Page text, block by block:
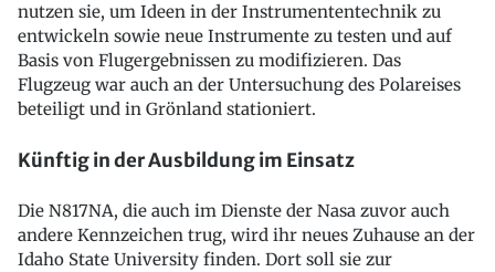
nutzen sie, um Ideen in der Instrumententechnik zu
entwickeln sowie neue Instrumente zu testen und auf
Basis von Flugergebnissen zu modifizieren. Das
Flugzeug war auch an der Untersuchung des Polareises
beteiligt und in Grönland stationiert.
Künftig in der Ausbildung im Einsatz
Die N817NA, die auch im Dienste der Nasa zuvor auch
andere Kennzeichen trug, wird ihr neues Zuhause an der
Idaho State University finden. Dort soll sie zur